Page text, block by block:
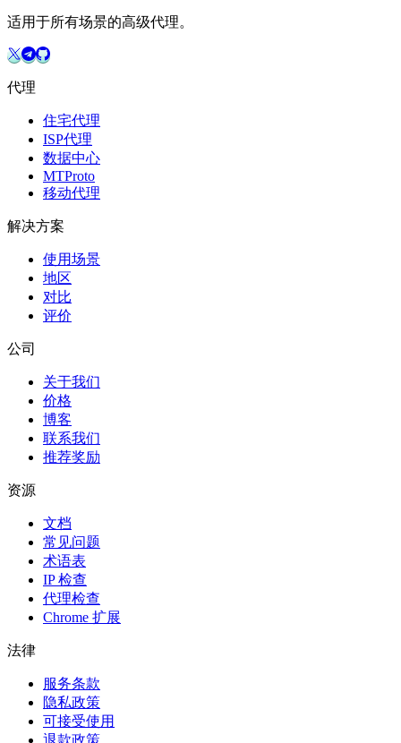
适用于所有场景的高级代理。
代理
住宅代理
ISP代理
数据中心
MTProto
移动代理
解决方案
使用场景
地区
对比
评价
公司
关于我们
价格
博客
联系我们
推荐奖励
资源
文档
常见问题
术语表
IP 检查
代理检查
Chrome 扩展
法律
服务条款
隐私政策
可接受使用
退款政策